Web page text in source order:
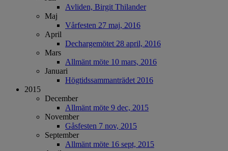
Avliden, Birgit Thilander
Maj
Vårfesten 27 maj, 2016
April
Dechargemötet 28 april, 2016
Mars
Allmänt möte 10 mars, 2016
Januari
Högtidssammanträdet 2016
2015
December
Allmänt möte 9 dec, 2015
November
Gåsfesten 7 nov, 2015
September
Allmänt möte 16 sept, 2015